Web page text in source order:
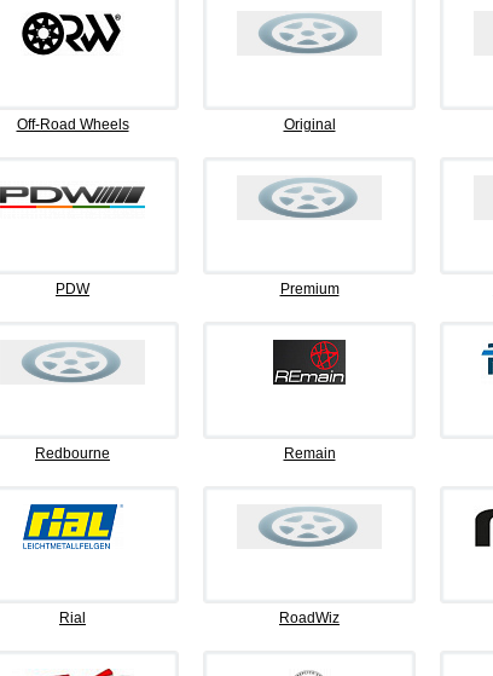
Off-Road Wheels Original
PDW Premium
Redbourne Remain
Rial RoadWiz